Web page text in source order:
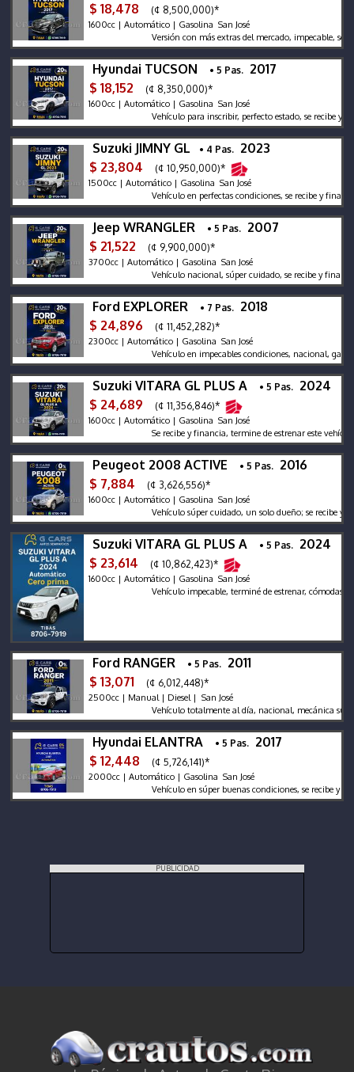
$ 18,478
(¢ 8,500,000)*
1600cc | Automático | Gasolina San José
Versión con más extras del mercado, impecable, se
Hyundai TUCSON • 5 Pas. 2017
$ 18,152
(¢ 8,350,000)*
1600cc | Automático | Gasolina San José
Vehículo para inscribir, perfecto estado, se recibe y
Suzuki JIMNY GL • 4 Pas. 2023
$ 23,804
(¢ 10,950,000)*
1500cc | Automático | Gasolina San José
Vehículo en perfectas condiciones, se recibe y financia,
Jeep WRANGLER • 5 Pas. 2007
$ 21,522
(¢ 9,900,000)*
3700cc | Automático | Gasolina San José
Vehículo nacional, súper cuidado, se recibe y financia
Ford EXPLORER • 7 Pas. 2018
$ 24,896
(¢ 11,452,282)*
2300cc | Automático | Gasolina San José
Vehículo en impecables condiciones, nacional,
Suzuki VITARA GL PLUS A • 5 Pas. 2024
$ 24,689
(¢ 11,356,846)*
1600cc | Automático | Gasolina San José
Se recibe y financia, termine de estrenar este vehículo!!
Peugeot 2008 ACTIVE • 5 Pas. 2016
$ 7,884
(¢ 3,626,556)*
1600cc | Automático | Gasolina San José
Vehículo súper cuidado, un solo dueño; se recibe y
Suzuki VITARA GL PLUS A • 5 Pas. 2024
$ 23,614
(¢ 10,862,423)*
1600cc | Automático | Gasolina San José
Vehículo impecable, terminé de estrenar, cómodas
Ford RANGER • 5 Pas. 2011
$ 13,071
(¢ 6,012,448)*
2500cc | Manual | Diesel | San José
Vehículo totalmente al día, nacional, mecánica súper
Hyundai ELANTRA • 5 Pas. 2017
$ 12,448
(¢ 5,726,141)*
2000cc | Automático | Gasolina San José
Vehículo en súper buenas condiciones, se recibe y
PUBLICIDAD